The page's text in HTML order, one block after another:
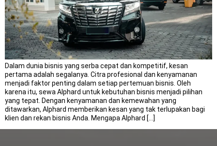
Dalam dunia bisnis yang serba cepat dan kompetitif, kesan
pertama adalah segalanya. Citra profesional dan kenyamanan
menjadi faktor penting dalam setiap pertemuan bisnis. Oleh
karena itu, sewa Alphard untuk kebutuhan bisnis menjadi pilihan
yang tepat. Dengan kenyamanan dan kemewahan yang
ditawarkan, Alphard memberikan kesan yang tak terlupakan bagi
klien dan rekan bisnis Anda. Mengapa Alphard […]